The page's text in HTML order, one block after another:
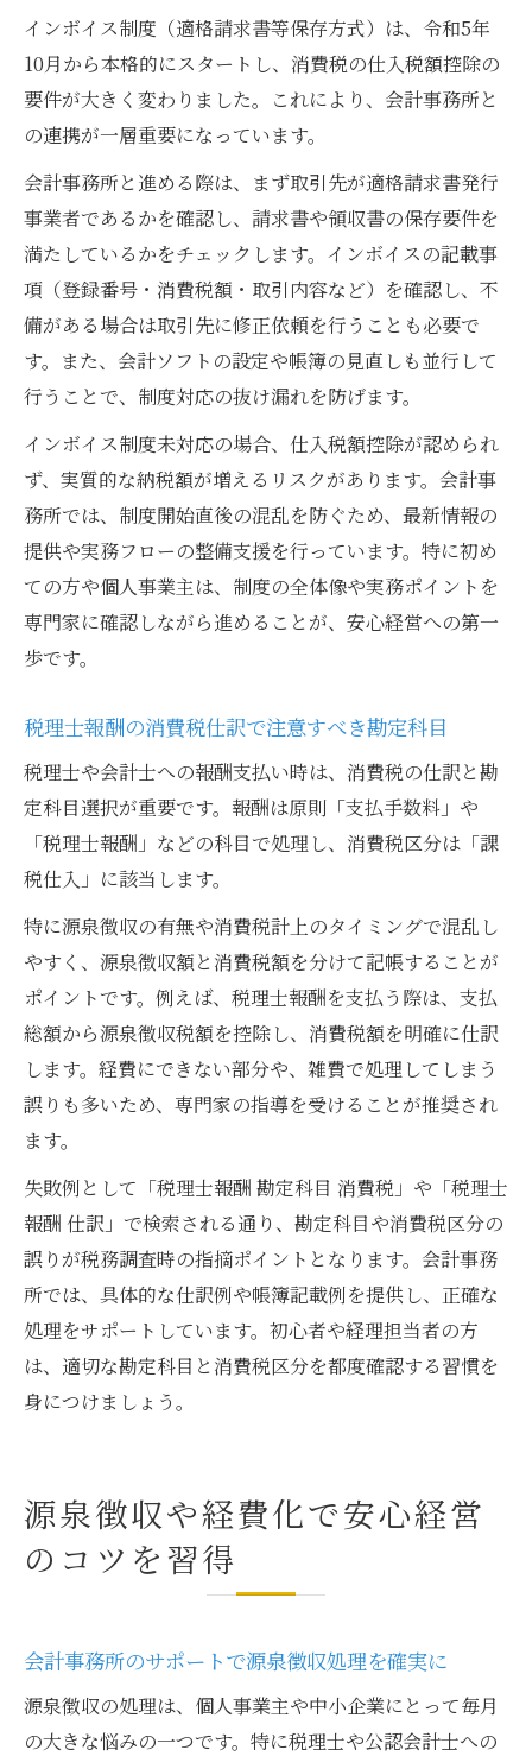
インボイス制度（適格請求書等保存方式）は、令和5年
10月から本格的にスタートし、消費税の仕入税額控除の
要件が大きく変わりました。これにより、会計事務所と
の連携が一層重要になっています。
会計事務所と進める際は、まず取引先が適格請求書発行
事業者であるかを確認し、請求書や領収書の保存要件を
満たしているかをチェックします。インボイスの記載事
項（登録番号・消費税額・取引内容など）を確認し、不
備がある場合は取引先に修正依頼を行うことも必要で
す。また、会計ソフトの設定や帳簿の見直しも並行して
行うことで、制度対応の抜け漏れを防げます。
インボイス制度未対応の場合、仕入税額控除が認められ
ず、実質的な納税額が増えるリスクがあります。会計事
務所では、制度開始直後の混乱を防ぐため、最新情報の
提供や実務フローの整備支援を行っています。特に初め
ての方や個人事業主は、制度の全体像や実務ポイントを
専門家に確認しながら進めることが、安心経営への第一
歩です。
税理士報酬の消費税仕訳で注意すべき勘定科目
税理士や会計士への報酬支払い時は、消費税の仕訳と勘
定科目選択が重要です。報酬は原則「支払手数料」や
「税理士報酬」などの科目で処理し、消費税区分は「課
税仕入」に該当します。
特に源泉徴収の有無や消費税計上のタイミングで混乱し
やすく、源泉徴収額と消費税額を分けて記帳することが
ポイントです。例えば、税理士報酬を支払う際は、支払
総額から源泉徴収税額を控除し、消費税額を明確に仕訳
します。経費にできない部分や、雑費で処理してしまう
誤りも多いため、専門家の指導を受けることが推奨され
ます。
失敗例として「税理士報酬 勘定科目 消費税」や「税理士
報酬 仕訳」で検索される通り、勘定科目や消費税区分の
誤りが税務調査時の指摘ポイントとなります。会計事務
所では、具体的な仕訳例や帳簿記載例を提供し、正確な
処理をサポートしています。初心者や経理担当者の方
は、適切な勘定科目と消費税区分を都度確認する習慣を
身につけましょう。
源泉徴収や経費化で安心経営
のコツを習得
会計事務所のサポートで源泉徴収処理を確実に
源泉徴収の処理は、個人事業主や中小企業にとって毎月
の大きな悩みの一つです。特に税理士や公認会計士への